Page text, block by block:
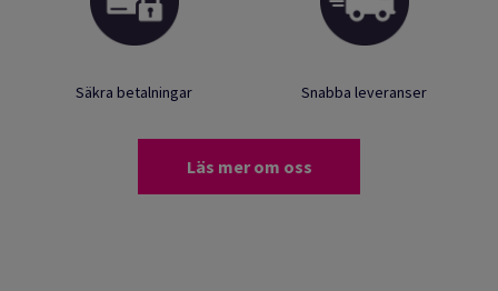
Säkra betalningar Snabba leveranser
Läs mer om oss